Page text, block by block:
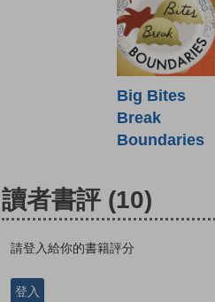
Big Bites
Break
Boundaries
讀者書評 (10)
請登入給你的書籍評分
登入